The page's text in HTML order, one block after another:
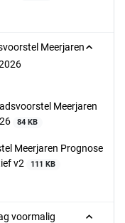
Meerjaren
Meerjaren
84 KB
Meerjaren Prognose
v2
111 KB
voormalig